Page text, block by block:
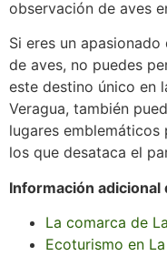
observación de aves
Si eres un
de aves, no puedes
este destino único en
Veragua, también
lugares
los que desataca el
Información
La comarca de
Ecoturismo en